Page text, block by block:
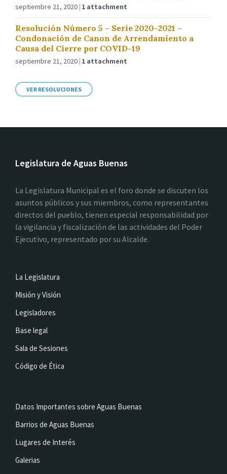
septiembre 21, 2020 1 attachment
Resolución Número 5 – Serie 2020-2021 –
Condonación de Canon de Arrendamiento a
Causa del Cierre por COVID-19
septiembre 21, 2020 1 attachment
VER RESOLUCIONES
Legislatura de Aguas Buenas
La Legislatura Municipal es el foro donde se discuten los
asuntos públicos y sus miembros, como representantes
directos del pueblo, tienen especial responsabilidad por
la vigilancia y fiscalización de las actividades del Poder
Ejecutivo, representado por su Alcalde.
La Legislatura
Misión y Visión
Legisladores
Base legal
Sala de Sesiones
Código de Ética
Datos Importantes sobre Aguas Buenas
Barrios de Aguas Buenas
Lugares de Interés
Galerias